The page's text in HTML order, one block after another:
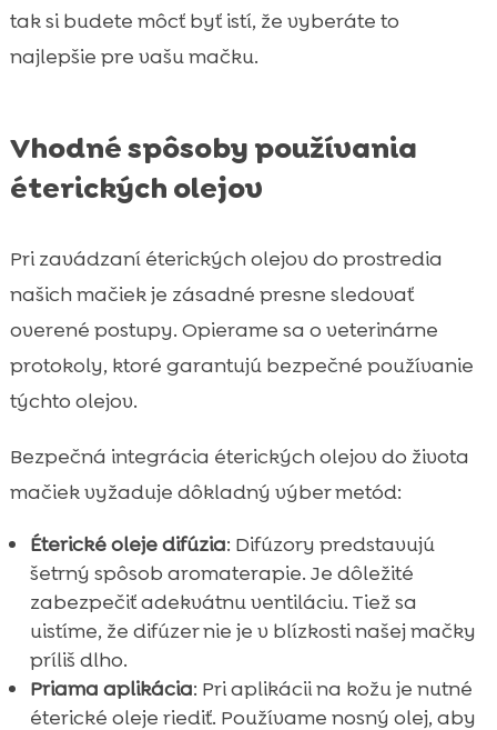
tak si budete môcť byť istí, že vyberáte to
najlepšie pre vašu mačku.
Vhodné spôsoby používania
éterických olejov
Pri zavádzaní éterických olejov do prostredia
našich mačiek je zásadné presne sledovať
overené postupy. Opierame sa o veterinárne
protokoly, ktoré garantujú bezpečné používanie
týchto olejov.
Bezpečná integrácia éterických olejov do života
mačiek vyžaduje dôkladný výber metód:
Éterické oleje difúzia: Difúzory predstavujú
šetrný spôsob aromaterapie. Je dôležité
zabezpečiť adekvátnu ventiláciu. Tiež sa
uistíme, že difúzer nie je v blízkosti našej mačky
príliš dlho.
Priama aplikácia: Pri aplikácii na kožu je nutné
éterické oleje riediť. Používame nosný olej, aby